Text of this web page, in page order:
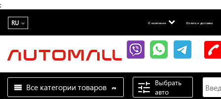
;
RU О компании Оплата и доставка
Все категории товаров
Выбрать
авто